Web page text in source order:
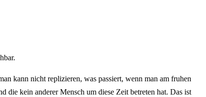
kann nicht replizieren, was passiert, wenn man am fruhen
kein anderer Mensch um diese Zeit betreten hat. Das ist